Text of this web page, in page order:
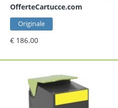
OfferteCartucce.com
Originale
€ 186.00